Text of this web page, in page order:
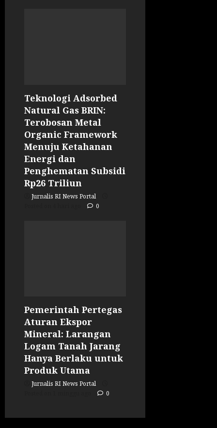
Teknologi Adsorbed
Natural Gas BRIN:
Terobosan Metal
Organic Framework
Menuju Ketahanan
Energi dan
Penghematan Subsidi
Rp26 Triliun
Jurnalis RI News Portal
0
Pemerintah Pertegas
Aturan Ekspor
Mineral: Larangan
Logam Tanah Jarang
Hanya Berlaku untuk
Produk Utama
Jurnalis RI News Portal
0